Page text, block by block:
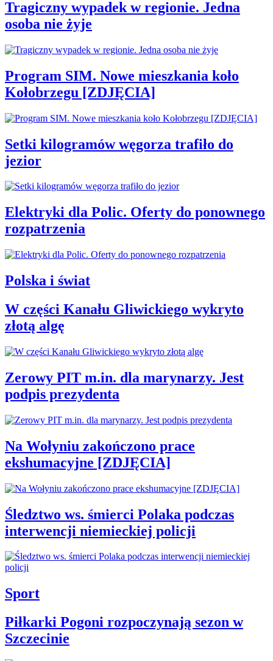
Tragiczny wypadek w regionie. Jedna
osoba nie żyje
Program SIM. Nowe mieszkania koło
Kołobrzegu [ZDJĘCIA]
Setki kilogramów węgorza trafiło do
jezior
Elektryki dla Polic. Oferty do ponownego
rozpatrzenia
Polska i świat
W części Kanału Gliwickiego wykryto
złotą algę
Zerowy PIT m.in. dla marynarzy. Jest
podpis prezydenta
Na Wołyniu zakończono prace
ekshumacyjne [ZDJĘCIA]
Śledztwo ws. śmierci Polaka podczas
interwencji niemieckiej policji
Sport
Piłkarki Pogoni rozpoczynają sezon w
Szczecinie